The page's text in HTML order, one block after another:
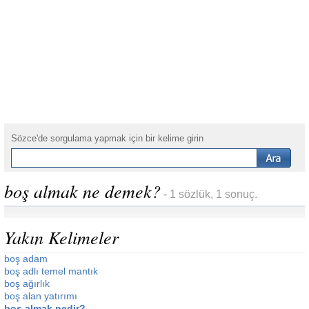
Sözce'de sorgulama yapmak için bir kelime girin
boş almak ne demek? - 1 sözlük, 1 sonuç.
Yakın Kelimeler
boş adam
boş adlı temel mantık
boş ağırlık
boş alan yatırımı